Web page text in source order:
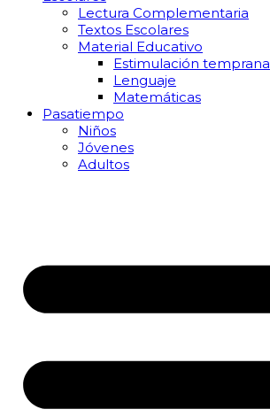
Lectura Complementaria
Textos Escolares
Material Educativo
Estimulación temprana
Lenguaje
Matemáticas
Pasatiempo
Niños
Jóvenes
Adultos